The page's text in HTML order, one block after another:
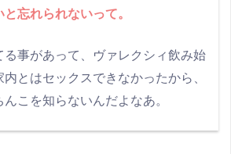
忘れられないって。
る事があって、ヴァレクシィ飲み始
とはセックスできなかったから、
こを知らないんだよなあ。